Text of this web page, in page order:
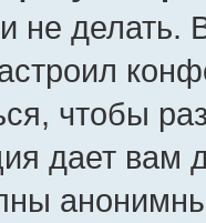
не делать.
чтобы
дает вам